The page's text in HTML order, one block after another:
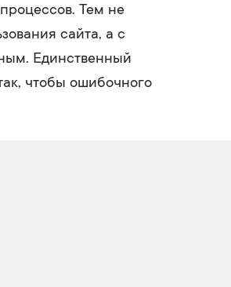
Тем не
сайта, а с
Единственный
чтобы ошибочного